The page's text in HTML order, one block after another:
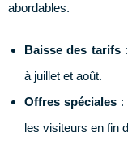
abordables.
Baisse des tarifs:
à juillet et août.
Offres spéciales :
les visiteurs en fin